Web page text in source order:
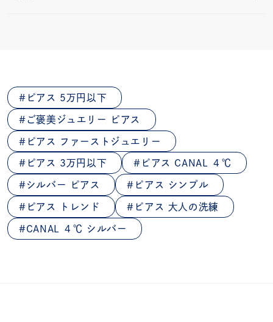
ピアス 5万円以下
ご褒美ジュエリー ピアス
ピアス ファーストジュエリー
ピアス 3万円以下 ピアス CANAL ４℃
シルバー ピアス ピアス シンプル
ピアス トレンド ピアス 大人の洗練
CANAL ４℃ シルバー